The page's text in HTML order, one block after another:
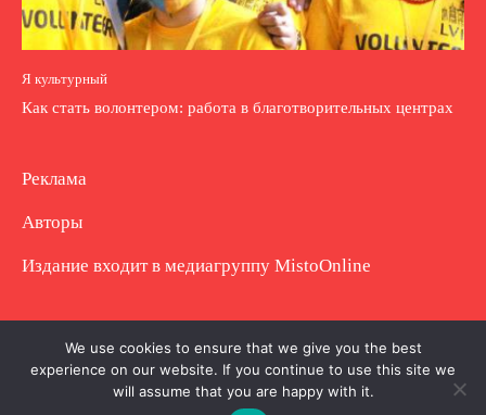
Я культурный
Как стать волонтером: работа в благотворительных центрах
Реклама
Авторы
Издание входит в медиагруппу MistoOnline
Copyright © Полное использование материала
запрещено. Частично разрешено с гиперссылкой.
We use cookies to ensure that we give you the best
experience on our website. If you continue to use this site we
will assume that you are happy with it.